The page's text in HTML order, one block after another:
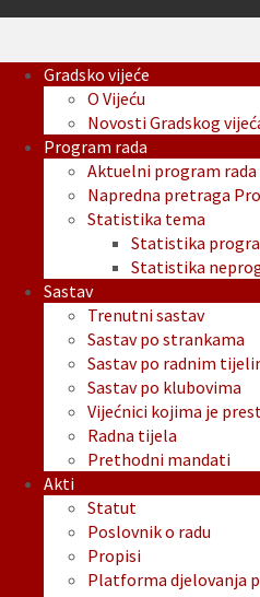
Gradsko vijeće
O Vijeću
Novosti Gradskog
Program rada
Aktuelni program rada
Napredna pretraga
Statistika tema
Statistika
Statistika
Sastav
Trenutni sastav
Sastav po strankama
Sastav po radnim
Sastav po klubovima
Vijećnici kojima je
Radna tijela
Prethodni mandati
Akti
Statut
Poslovnik o radu
Propisi
Platforma djelovanja